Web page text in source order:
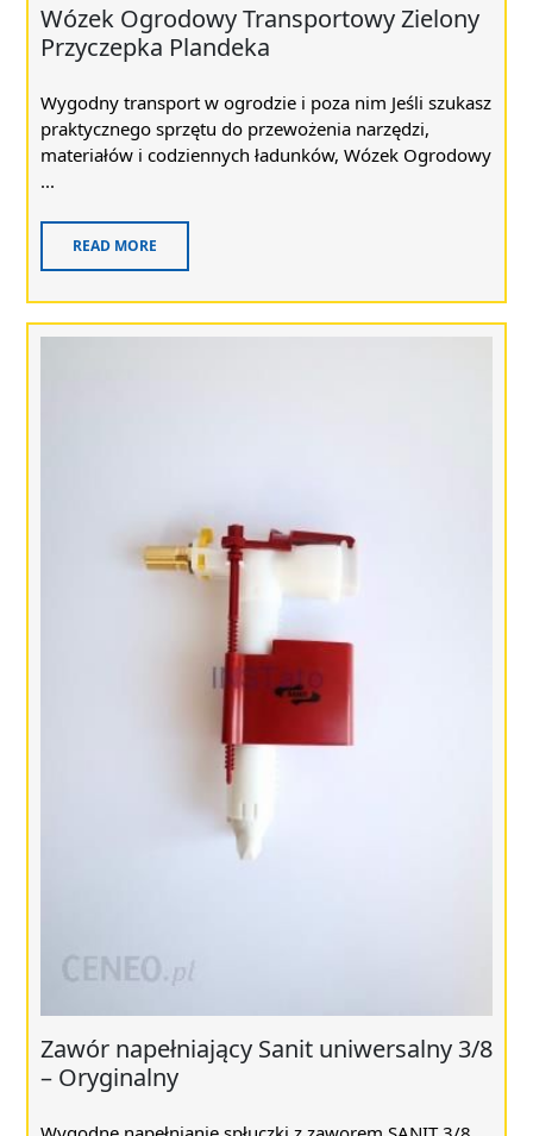
Wózek Ogrodowy Transportowy Zielony
Przyczepka Plandeka
Wygodny transport w ogrodzie i poza nim Jeśli szukasz
praktycznego sprzętu do przewożenia narzędzi,
materiałów i codziennych ładunków, Wózek Ogrodowy
...
READ MORE
Zawór napełniający Sanit uniwersalny 3/8
– Oryginalny